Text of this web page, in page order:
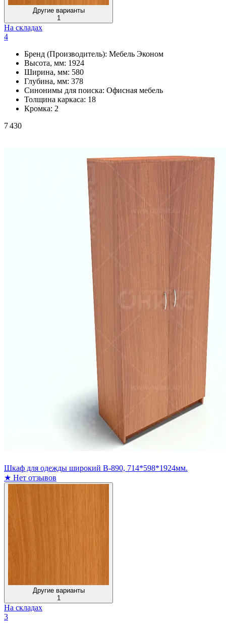
Другие варианты
1
На складах
4
Бренд (Производитель): Мебель Эконом
Высота, мм: 1924
Ширина, мм: 580
Глубина, мм: 378
Синонимы для поиска: Офисная мебель
Толщина каркаса: 18
Кромка: 2
7 430
Шкаф для одежды широкий В-890, 714*598*1924мм.
★ Нет отзывов
Другие варианты
1
На складах
3